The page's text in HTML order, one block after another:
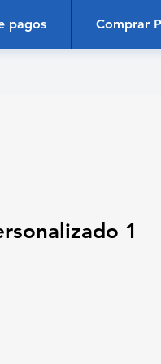
pagos Comprar
1